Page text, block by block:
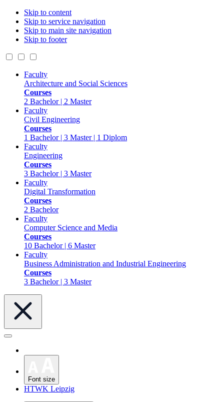
Skip to content
Skip to service navigation
Skip to main site navigation
Skip to footer
Faculty
Architecture and Social Sciences
Courses
2 Bachelor | 2 Master
Faculty
Civil Engineering
Courses
1 Bachelor | 3 Master | 1 Diplom
Faculty
Engineering
Courses
3 Bachelor | 3 Master
Faculty
Digital Transformation
Courses
2 Bachelor
Faculty
Computer Science and Media
Courses
10 Bachelor | 6 Master
Faculty
Business Administration and Industrial Engineering
Courses
3 Bachelor | 3 Master
Font size
HTWK Leipzig